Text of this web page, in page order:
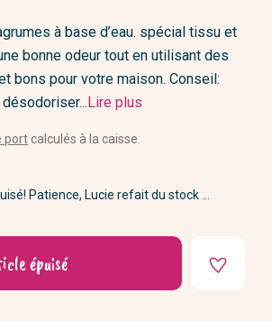
à base d’eau. spécial tissu et
bonne odeur tout en utilisant des
bons pour votre maison. Conseil:
Lire plus
portcalculés à la caisse.
Patience, Lucie refait du stock ...
épuisé